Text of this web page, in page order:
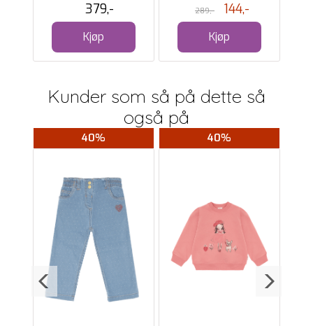
379,-
Kjøp
289,- 144,-
Kjøp
Kunder som så på dette så
også på
40% 40%